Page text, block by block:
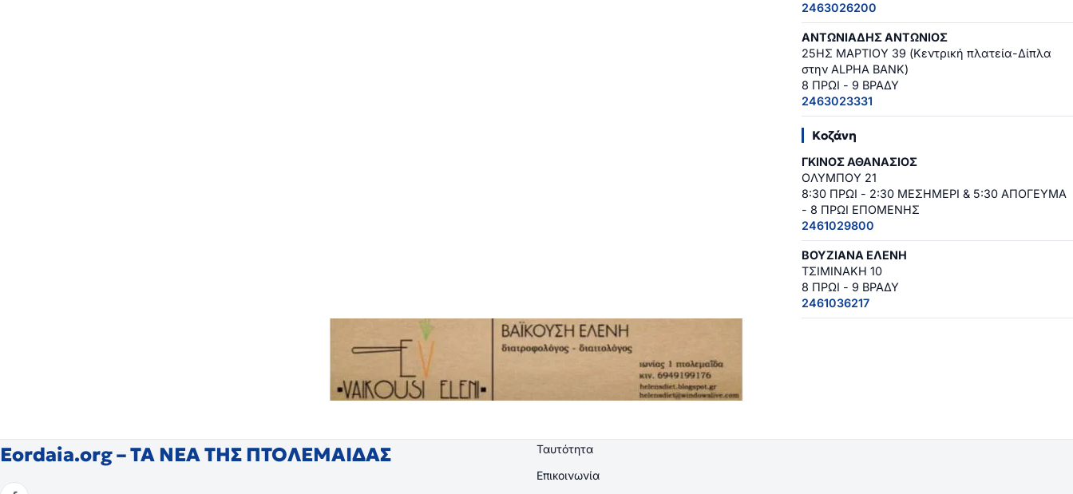
2463026200
ΑΝΤΩΝΙΑΔΗΣ ΑΝΤΩΝΙΟΣ
25ΗΣ ΜΑΡΤΙΟΥ 39 (Κεντρική πλατεία-Δίπλα
στην ALPHA BANK)
8 ΠΡΩΙ - 9 ΒΡΑΔΥ
2463023331
Κοζάνη
ΓΚΙΝΟΣ ΑΘΑΝΑΣΙΟΣ
ΟΛΥΜΠΟΥ 21
8:30 ΠΡΩΙ - 2:30 ΜΕΣΗΜΕΡΙ & 5:30 ΑΠΟΓΕΥΜΑ
- 8 ΠΡΩΙ ΕΠΟΜΕΝΗΣ
2461029800
ΒΟΥΖΙΑΝΑ ΕΛΕΝΗ
ΤΣΙΜΙΝΑΚΗ 10
8 ΠΡΩΙ - 9 ΒΡΑΔΥ
2461036217
Eordaia.org – ΤΑ ΝΕΑ ΤΗΣ ΠΤΟΛΕΜΑΙΔΑΣ
Ταυτότητα
Επικοινωνία